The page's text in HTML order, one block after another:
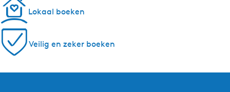
Lokaal boeken
Veilig en zeker boeken